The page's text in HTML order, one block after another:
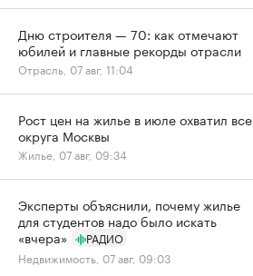
Дню строителя — 70: как отмечают
юбилей и главные рекорды отрасли
Отрасль, 07 авг, 11:04
Рост цен на жилье в июле охватил все
округа Москвы
Жилье, 07 авг, 09:34
Эксперты объяснили, почему жилье
для студентов надо было искать
«вчера»
РАДИО
Недвижимость, 07 авг, 09:03